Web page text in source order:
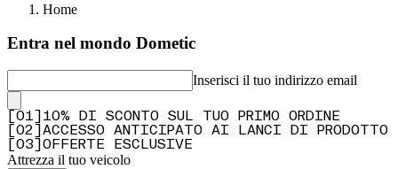
Home
Entra nel mondo Dometic
Inserisci il tuo indirizzo email
01
10% DI SCONTO SUL TUO PRIMO ORDINE
02
ACCESSO ANTICIPATO AI LANCI DI PRODOTTO
03 OFFERTE ESCLUSIVE
Attrezza il tuo veicolo